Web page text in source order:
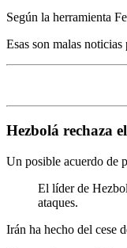
Según la herramienta
Esas son malas
Hezbolá rechaza
Un posible acuerdo de
El líder de
ataques.
Irán ha hecho del cese